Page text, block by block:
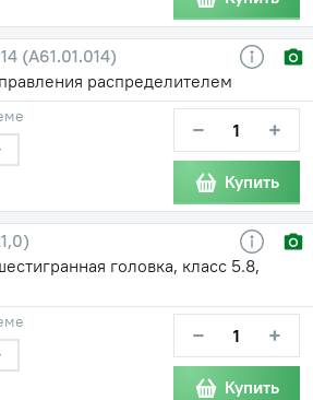
(А61.01.014)
распределителем
− +
Купить
головка, класс 5.8,
− +
Купить